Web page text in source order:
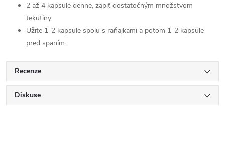
2 až 4 kapsule denne, zapiť dostatočným množstvom
tekutiny.
Užite 1-2 kapsule spolu s raňajkami a potom 1-2 kapsule
pred spaním.
Recenze
Diskuse